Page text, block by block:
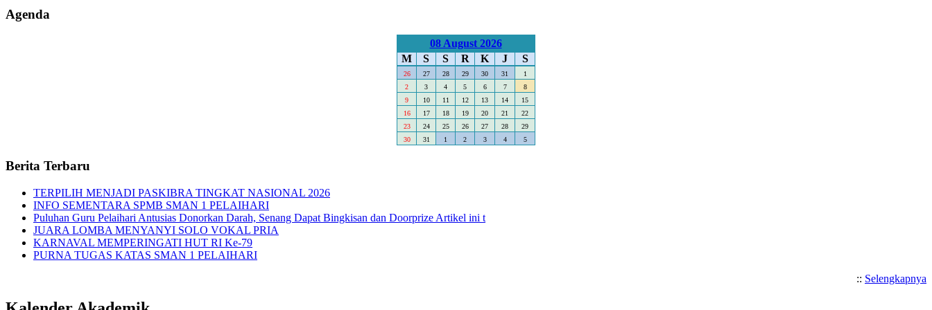
Agenda
08 August 2026
M
S S R K J S
26 27 28 29 30 31
1
2
3 4 5 6 7
8
9
10 11 12 13 14
15
16
17 18 19 20 21
22
23
24 25 26 27 28
29
30
31 1 2 3 4 5
Berita Terbaru
TERPILIH MENJADI PASKIBRA TINGKAT NASIONAL 2026
INFO SEMENTARA SPMB SMAN 1 PELAIHARI
Puluhan Guru Pelaihari Antusias Donorkan Darah, Senang Dapat Bingkisan dan Doorprize Artikel ini t
JUARA LOMBA MENYANYI SOLO VOKAL PRIA
KARNAVAL MEMPERINGATI HUT RI Ke-79
PURNA TUGAS KATAS SMAN 1 PELAIHARI
:: Selengkapnya